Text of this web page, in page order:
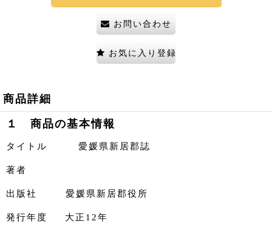
お問い合わせ
お気に入り登録
商品詳細
１ 商品の基本情報
タイトル 愛媛県新居郡誌
著者
出版社 愛媛県新居郡役所
発行年度 大正12年